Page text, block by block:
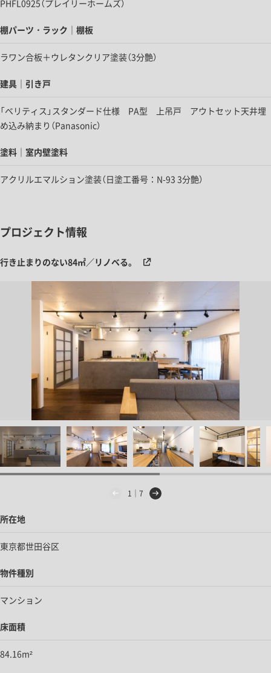
PHFL0925（プレイリーホームズ）
棚パーツ・ラック｜棚板
ラワン合板＋ウレタンクリア塗装（3分艶）
建具｜引き戸
「ベリティス」スタンダード仕様 PA型 上吊戸 アウトセット天井埋
め込み納まり（Panasonic）
塗料｜室内壁塗料
アクリルエマルション塗装（日塗工番号：N-93 3分艶）
プロジェクト情報
行き止まりのない84㎡／リノベる。
1｜7
所在地
東京都世田谷区
物件種別
マンション
床面積
84.16m²